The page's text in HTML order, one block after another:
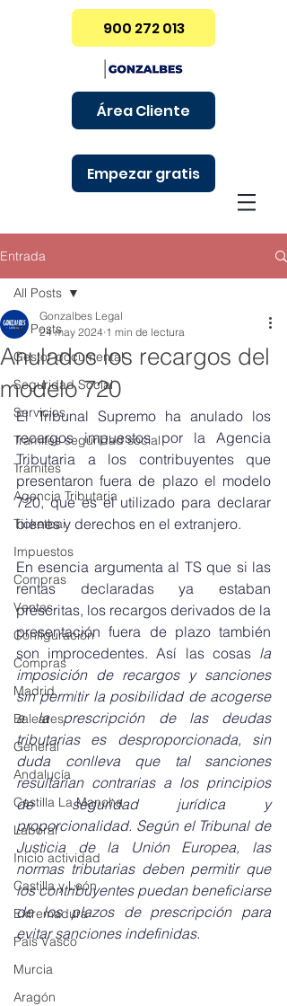
900 272 013
Área Cliente
Empezar gratis
Entrada
All Posts
Gestor documental
Seguridad Social
Servicios
Tramites seguridad social
Trámites
Agencia Tributaria
Ticketbai
Impuestos
Compras
Ventas
Configuración
Compras
Madrid
Baleares
General
Andalucía
Castilla La Mancha
Laboral
Inicio actividad
Castilla y León
Extremadura
País Vasco
Murcia
Aragón
All Posts
Anulados los recargos del
modelo 720
Gonzalbes Legal
24 may 2024 1 min de lectura
El Tribunal Supremo ha anulado los
recargos impuestos por la Agencia
Tributaria a los contribuyentes que
presentaron fuera de plazo el modelo
720, que es el utilizado para declarar
bienes y derechos en el extranjero.
En esencia argumenta al TS que si las
rentas declaradas ya estaban
prescritas, los recargos derivados de la
presentación fuera de plazo también
son improcedentes. Así las cosas la
imposición de recargos y sanciones
sin permitir la posibilidad de acogerse
a la prescripción de las deudas
tributarias es desproporcionada, sin
duda conlleva que tal sanciones
resultarían contrarias a los principios
de seguridad jurídica y
proporcionalidad. Según el Tribunal de
Justicia de la Unión Europea, las
normas tributarias deben permitir que
los contribuyentes puedan beneficiarse
de los plazos de prescripción para
evitar sanciones indefinidas.